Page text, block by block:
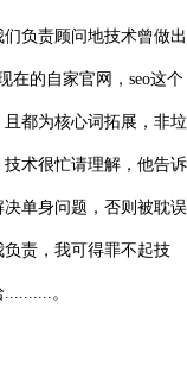
负责顾问地技术曾做出
在的自家官网，seo这个
都为核心词拓展，非垃
术很忙请理解，他告诉
单身问题，否则被耽误
责，我可得罪不起技
。